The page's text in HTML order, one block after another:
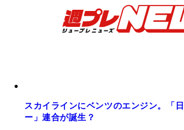
スカイラインにベンツのエンジン。「
ー」連合が誕生？